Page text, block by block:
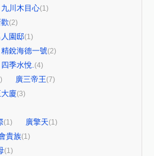
九川木目心(1)
(2)
園邸(1)
精銳海德一號(2)
四季水悅.(4)
廣三帝王(7)
廈(3)
(1) 廣擎天(1)
貴族(1)
(1)